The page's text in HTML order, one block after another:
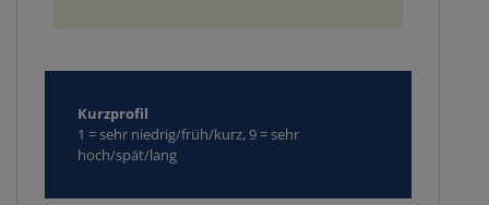
Kurzprofil
1 = sehr niedrig/früh/kurz, 9 = sehr
hoch/spät/lang